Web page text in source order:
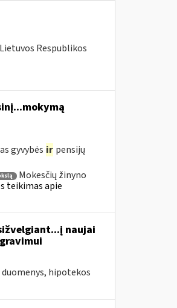
Respublikos
gyvybės ir pensijų
Mokesčių žinyno
teikimas apie
naujai
hipotekos